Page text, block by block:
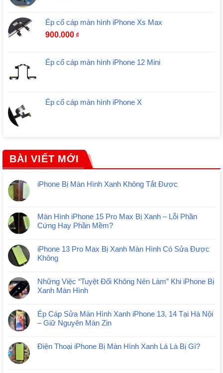
Ép cổ cáp màn hình iPhone Xs Max
900.000 ₫
Ép cổ cáp màn hình iPhone 12 Mini
Ép cổ cáp màn hình iPhone X
BÀI VIẾT MỚI
iPhone Bị Màn Hình Xanh Không Tắt Được
Màn Hình iPhone 15 Pro Max Bị Xanh – Lỗi Phần
Cứng Hay Phần Mềm?
iPhone 13 Pro Max Bị Xanh Màn Hình Có Sửa Được
Không
Những Việc “Tuyệt Đối Không Nên Làm” Khi iPhone Bị
Xanh Màn Hình
Ép Cáp Sửa Màn Hình Xanh iPhone 13, 14 Tại Hà Nội
– Giữ Nguyên Màn Zin
Điện Thoại iPhone Bị Màn Hình Xanh Lá Là Bị Gì?